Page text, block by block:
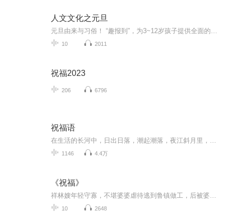
人文文化之元旦
10 2011
祝福2023
206 6796
祝福语
1146 4.4万
《祝福》
10 2648